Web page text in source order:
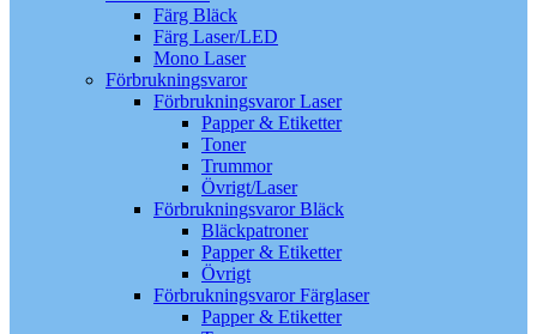
Färg Bläck
Färg Laser/LED
Mono Laser
Förbrukningsvaror
Förbrukningsvaror Laser
Papper & Etiketter
Toner
Trummor
Övrigt/Laser
Förbrukningsvaror Bläck
Bläckpatroner
Papper & Etiketter
Övrigt
Förbrukningsvaror Färglaser
Papper & Etiketter